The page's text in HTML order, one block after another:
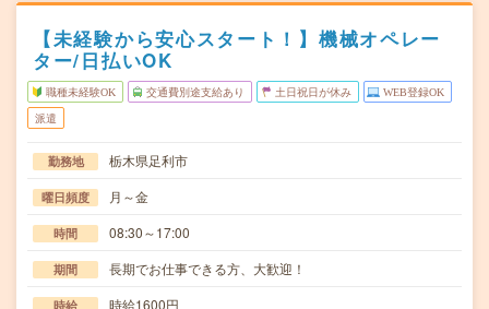
【未経験から安心スタート！】機械オペレー
ター/日払いOK
職種未経験OK 交通費別途支給あり 土日祝日が休み WEB登録OK
派遣
勤務地 栃木県足利市
曜日頻度 月～金
時間 08:30～17:00
期間 長期でお仕事できる方、大歓迎！
時給 時給1600円